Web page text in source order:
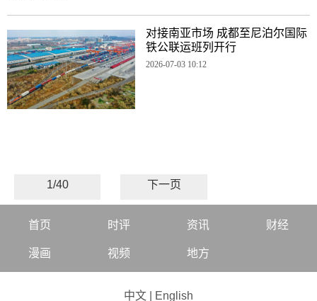
对接南亚市场 成都至尼泊尔国际
铁公联运班列开行
2026-07-03 10:12
1/40 下一页
首页 时评 资讯 财经
漫画 视频 地方
中文 English